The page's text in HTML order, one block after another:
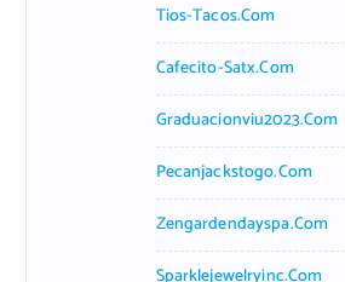
Tios-Tacos.com
Cafecito-Satx.com
Graduacionviu2023.com
Pecanjackstogo.com
Zengardendayspa.com
Sparklejewelryinc.com